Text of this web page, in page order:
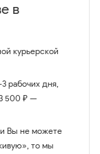
в
курьерской
рабочих дня,
500 ₽ —
Вы не можете
то мы